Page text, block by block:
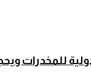
كيلوغرام من الشيرا بآسا